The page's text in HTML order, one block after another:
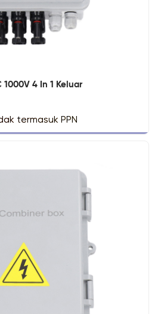
4 In 1 Keluar
termasuk PPN